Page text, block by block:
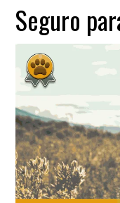
Seguro